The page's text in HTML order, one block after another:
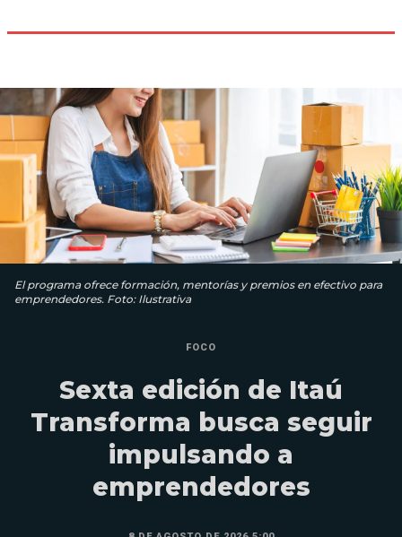
El programa ofrece formación, mentorías y premios en efectivo para
emprendedores. Foto: Ilustrativa
FOCO
Sexta edición de Itaú
Transforma busca seguir
impulsando a
emprendedores